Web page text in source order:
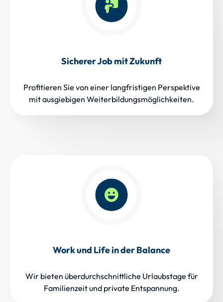
Sicherer Job mit Zukunft
Profitieren Sie von einer langfristigen Perspektive
mit ausgiebigen Weiterbildungsmöglichkeiten.
Work und Life in der Balance
Wir bieten überdurchschnittliche Urlaubstage für
Familienzeit und private Entspannung.